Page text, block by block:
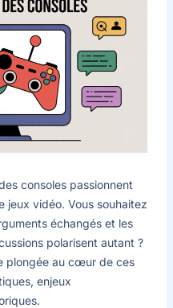
consoles passionnent
jeux vidéo. Vous souhaitez
échangés et les
polarisent autant ?
plongée au cœur de ces
enjeux